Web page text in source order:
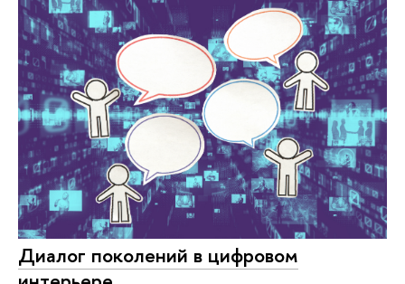
Диалог поколений в цифровом